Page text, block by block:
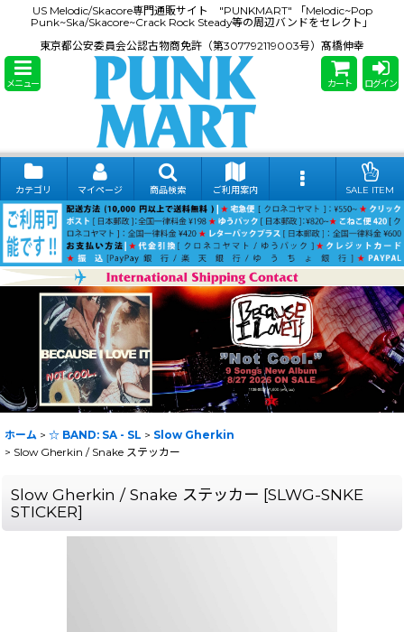
US Melodic/Skacore専門通販サイト "PUNKMART" 「Melodic~Pop
Punk~Ska/Skacore~Crack Rock Steady等の周辺バンドをセレクト」
東京都公安委員会公認古物商免許（第307792119003号）髙橋伸幸
メニュー カート ログイン
カテゴリ マイページ 商品検索 ご利用案内 SALE ITEM
ホーム > ☆ BAND: SA - SL > Slow Gherkin
> Slow Gherkin / Snake ステッカー
Slow Gherkin / Snake ステッカー [SLWG-SNKE
STICKER]